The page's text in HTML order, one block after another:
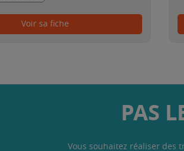
Voir sa fiche
PAS
Vous souhaitez réaliser des